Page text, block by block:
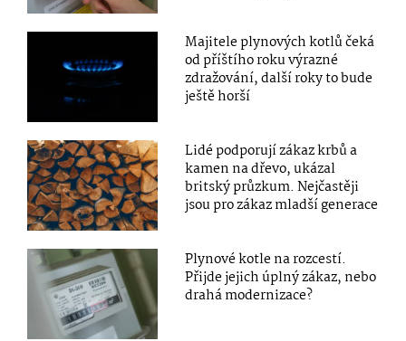
Majitele plynových kotlů čeká
od příštího roku výrazné
zdražování, další roky to bude
ještě horší
Lidé podporují zákaz krbů a
kamen na dřevo, ukázal
britský průzkum. Nejčastěji
jsou pro zákaz mladší generace
Plynové kotle na rozcestí.
Přijde jejich úplný zákaz, nebo
drahá modernizace?